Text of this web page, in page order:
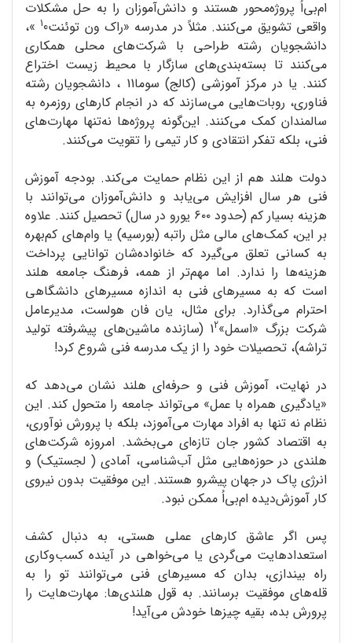
ام‌بی‌اُ پروژه‌محور هستند و دانش‌آموزان را به حل مشکلات
واقعی تشویق می‌کنند. مثلاً در مدرسه «راک ون توئنت 10 »،
دانشجویان رشته طراحی با شرکت‌های محلی همکاری
می‌کنند تا بسته‌بندی‌های سازگار با محیط زیست اختراع
کنند. یا در مرکز آموزشی (کالج) سوما11 ، دانشجویان رشته
فناوری، روبات‌هایی می‌سازند که در انجام کارهای روزمره به
سالمندان کمک می‌کنند. این‌گونه پروژه‌ها نه‌تنها مهارت‌های
فنی، بلکه تفکر انتقادی و کار تیمی را تقویت می‌کنند.
دولت هلند هم از این نظام حمایت می‌کند. بودجه آموزش
فنی هر سال افزایش می‌یابد و دانش‌آموزان می‌توانند با
هزینه بسیار کم (حدود ۶۰۰ یورو در سال) تحصیل کنند. علاوه
بر این، کمک‌های مالی مثل راتبه (بورسیه) یا وام‌های کم‌بهره
به کسانی تعلق می‌گیرد که خانواده‌شان توانایی پرداخت
هزینه‌ها را ندارد. اما مهم‌تر از همه، فرهنگ جامعه هلند
است که به مسیرهای فنی به اندازه مسیرهای دانشگاهی
احترام می‌گذارد. برای مثال، یان فان هولست، مدیرعامل
شرکت بزرگ «اسمل»12
(سازنده ماشین‌های پیشرفته تولید
تراشه)، تحصیلات خود را از یک مدرسه فنی شروع کرد!
در نهایت، آموزش فنی و حرفه‌ای هلند نشان می‌دهد که
«یادگیری همراه با عمل» می‌تواند جامعه را متحول کند. این
نظام نه تنها به افراد مهارت می‌آموزد، بلکه با پرورش نوآوری،
به اقتصاد کشور جان تازه‌ای می‌بخشد. امروزه شرکت‌های
هلندی در حوزه‌هایی مثل آب‌شناسی، آمادی ( لجستیک) و
انرژی پاک در جهان پیشرو هستند. این موفقیت بدون نیروی
کار آموزش‌دیده ام‌بی‌اُ ممکن نبود.
پس اگر عاشق کارهای عملی هستی، به دنبال کشف
استعدادهایت می‌گردی یا می‌خواهی در آینده کسب‌وکاری
راه بیندازی، بدان که مسیرهای فنی می‌توانند تو را به
قله‌های موفقیت برسانند. به قول هلندی‌ها: مهارت‌هایت را
پرورش بده، بقیه چیزها خودش می‌آید!